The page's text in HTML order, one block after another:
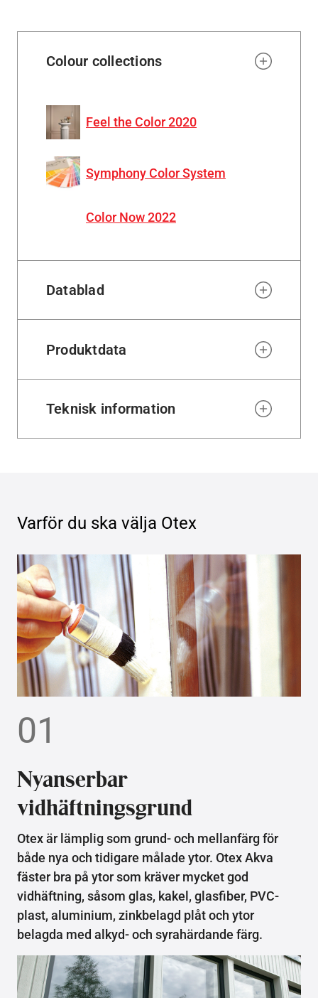
Colour collections
Feel the Color 2020
Symphony Color System
Color Now 2022
Datablad
Produktdata
Teknisk information
Varför du ska välja Otex
01
Nyanserbar
vidhäftningsgrund
Otex är lämplig som grund- och mellanfärg för
både nya och tidigare målade ytor. Otex Akva
fäster bra på ytor som kräver mycket god
vidhäftning, såsom glas, kakel, glasfiber, PVC-
plast, aluminium, zinkbelagd plåt och ytor
belagda med alkyd- och syrahärdande färg.